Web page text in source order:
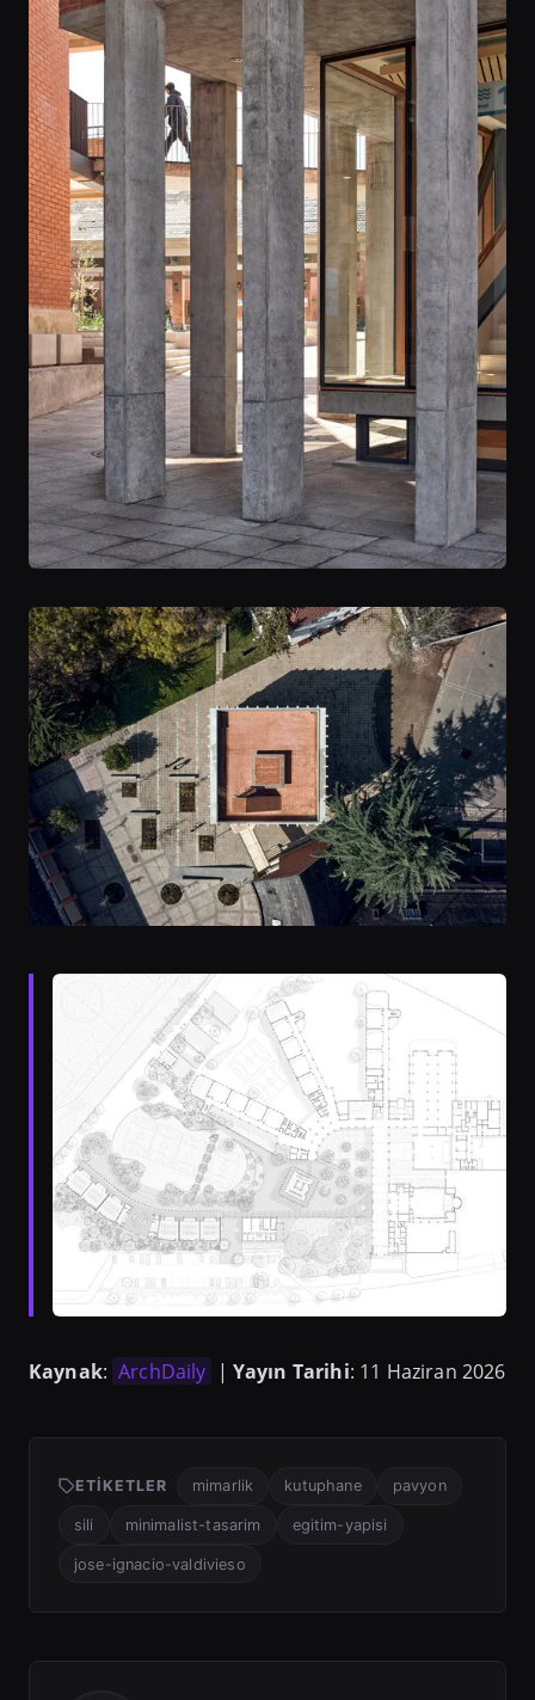
Kaynak: ArchDaily | Yayın Tarihi: 11 Haziran 2026
ETIKETLER mimarlik kutuphane pavyon
sili minimalist-tasarim egitim-yapisi
jose-ignacio-valdivieso